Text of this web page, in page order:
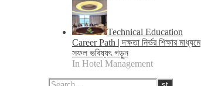
Technical Education
Career Path | দক্ষতা নির্ভর শিক্ষার মাধ্যমে
সফল ভবিষ্যৎ গড়ুন
In Hotel Management